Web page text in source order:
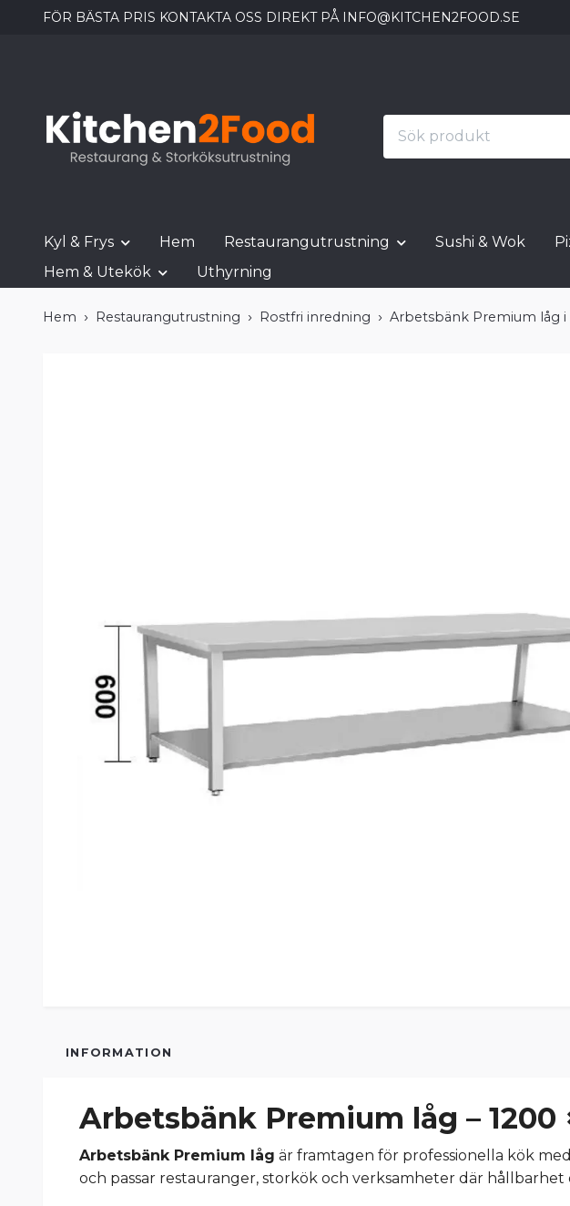
FÖR BÄSTA PRIS KONTAKTA OSS DIREKT PÅ INFO@KITCHEN2FOOD.SE
Kyl & Frys Hem Restaurangutrustning Sushi & Wok
Hem & Utekök
Uthyrning
Hem Restaurangutrustning Rostfri inredning Arbetsbänk Premium låg
INFORMATION
Arbetsbänk Premium låg – 1200
Arbetsbänk Premium låg är framtagen för professionella kök
och passar restauranger, storkök och verksamheter där